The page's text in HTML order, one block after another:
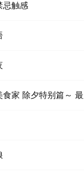
的真人真事。影片讲
忌触感
除夕特别篇～ 最后一食！濑户